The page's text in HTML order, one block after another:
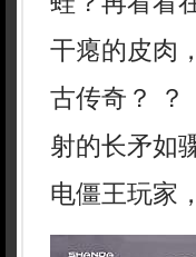
干瘪的皮肉
古传奇？ ？
射的长矛如
电僵王玩家